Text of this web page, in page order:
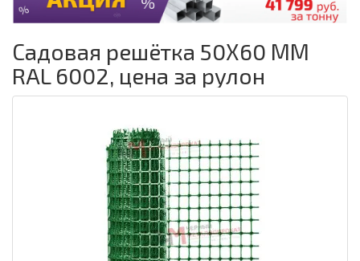
Садовая решётка 50Х60 ММ
RAL 6002, цена за рулон